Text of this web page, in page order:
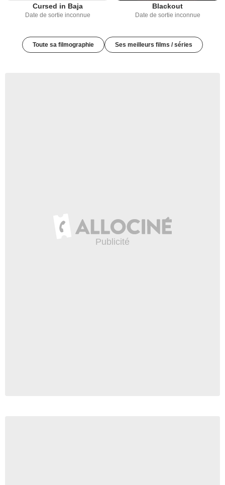
Cursed in Baja
Date de sortie inconnue
Blackout
Date de sortie inconnue
Toute sa filmographie Ses meilleurs films / séries